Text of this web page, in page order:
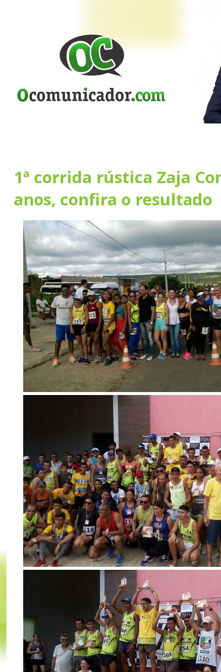
1ª corrida rústica Zaja
anos, confira o resultado